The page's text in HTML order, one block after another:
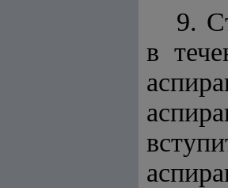
9.
в